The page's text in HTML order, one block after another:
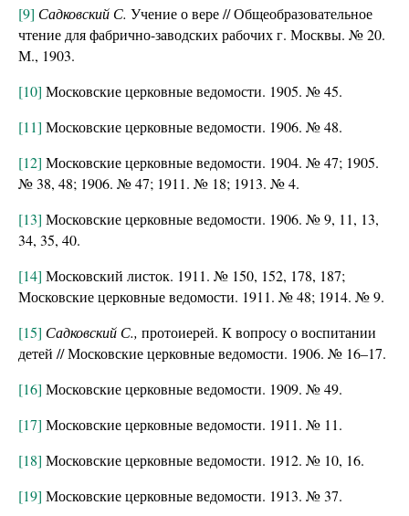
[9] Садковский С. Учение о вере // Общеобразовательное
чтение для фабрично-заводских рабочих г. Москвы. № 20.
М., 1903.
[10] Московские церковные ведомости. 1905. № 45.
[11] Московские церковные ведомости. 1906. № 48.
[12] Московские церковные ведомости. 1904. № 47; 1905.
№ 38, 48; 1906. № 47; 1911. № 18; 1913. № 4.
[13] Московские церковные ведомости. 1906. № 9, 11, 13,
34, 35, 40.
[14] Московский листок. 1911. № 150, 152, 178, 187;
Московские церковные ведомости. 1911. № 48; 1914. № 9.
[15] Садковский С., протоиерей. К вопросу о воспитании
детей // Московские церковные ведомости. 1906. № 16–17.
[16] Московские церковные ведомости. 1909. № 49.
[17] Московские церковные ведомости. 1911. № 11.
[18] Московские церковные ведомости. 1912. № 10, 16.
[19] Московские церковные ведомости. 1913. № 37.